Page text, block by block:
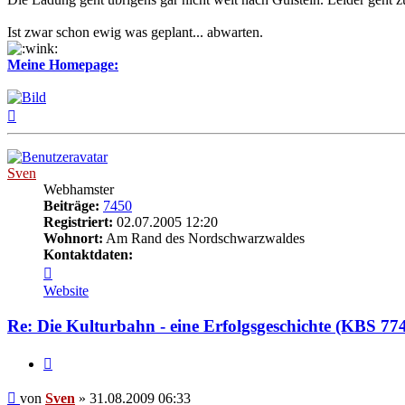
Ist zwar schon ewig was geplant... abwarten.
Meine Homepage:
Sven
Webhamster
Beiträge: 7450
Registriert: 02.07.2005 12:20
Wohnort: Am Rand des Nordschwarzwaldes
Kontaktdaten:
von
Sven
Website
Re: Die Kulturbahn - eine Erfolgsgeschichte (KBS
Beitrag
von Sven » 31.08.2009 06:33